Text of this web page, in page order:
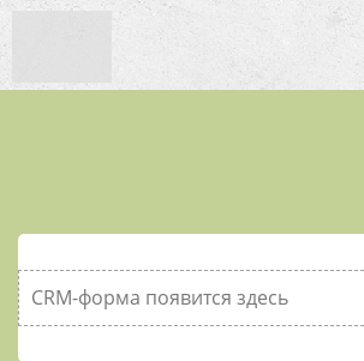
CRM-форма появится здесь